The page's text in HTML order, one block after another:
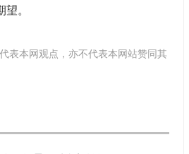
。
表本网观点，亦不代表本网站赞同其